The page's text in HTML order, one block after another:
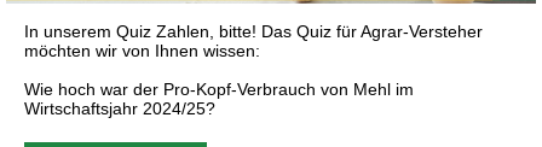
In unserem Quiz Zahlen, bitte! Das Quiz für Agrar-Versteher
möchten wir von Ihnen wissen:
Wie hoch war der Pro-Kopf-Verbrauch von Mehl im
Wirtschaftsjahr 2024/25?